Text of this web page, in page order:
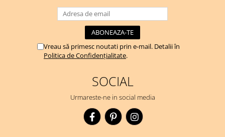
Vreau să primesc noutati prin e-mail. Detalii în
Politica de Confidențialitate.
SOCIAL
Urmareste-ne in social media